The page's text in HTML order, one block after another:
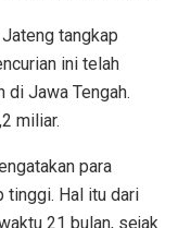
tangkap
ini telah
di Jawa Tengah.
miliar.
para
tinggi. Hal itu dari
21 bulan, sejak